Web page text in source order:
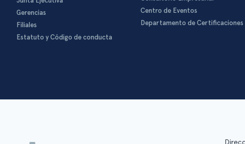
Gerencias
Filiales
Estatuto y Código de conducta
Centro de Eventos
Departamento de Certificaciones